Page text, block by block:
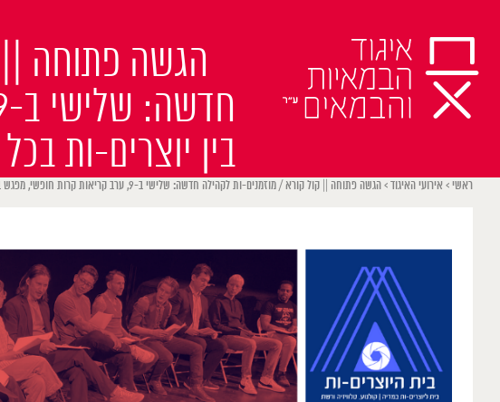
הגשה פתוחה ||
בין יוצרים-ות
ראשי > אירועי האיגוד > הגשה פתוחה || קול קורא / מוזמנים-ות לקהילה חדשה: שלישי ב-9, ערב קריאות קרות חופשי, מפגש בין יוצרים-ות בכל התחומים | בית היוצרים-ות במדיה